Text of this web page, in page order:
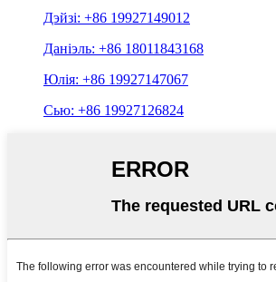
Дэйзі: +86 19927149012
Даніэль: +86 18011843168
Юлія: +86 19927147067
Сью: +86 19927126824